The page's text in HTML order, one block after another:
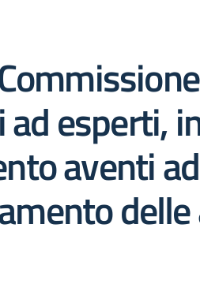
esperti,
aventi